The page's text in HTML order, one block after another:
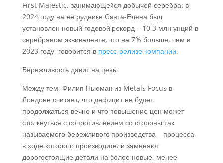
First Majestic, занимающейся добычей серебра: в
2024 году на её руднике Санта-Елена был
установлен новый годовой рекорд – 10,3 млн унций в
серебряном эквиваленте, что на 7% больше, чем в
2023 году, говорится в пресс-релизе компании.
Бережливость давит на цены
Между тем, Филип Ньюман из Metals Focus в
Лондоне считает, что дефицит не будет
продолжаться вечно и что повышение цен может
столкнуться с сопротивлением со стороны так
называемого бережливого производства – процесса,
в ходе которого производители заменяют
дорогостоящие детали на более новые, менее